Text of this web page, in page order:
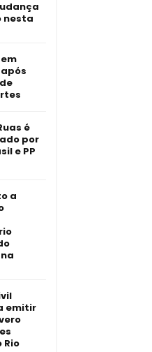
nesta
é
por
e PP
a
emitir
Rio